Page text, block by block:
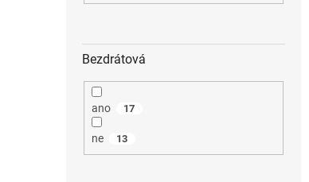
Bezdrátová
ano 17
ne 13